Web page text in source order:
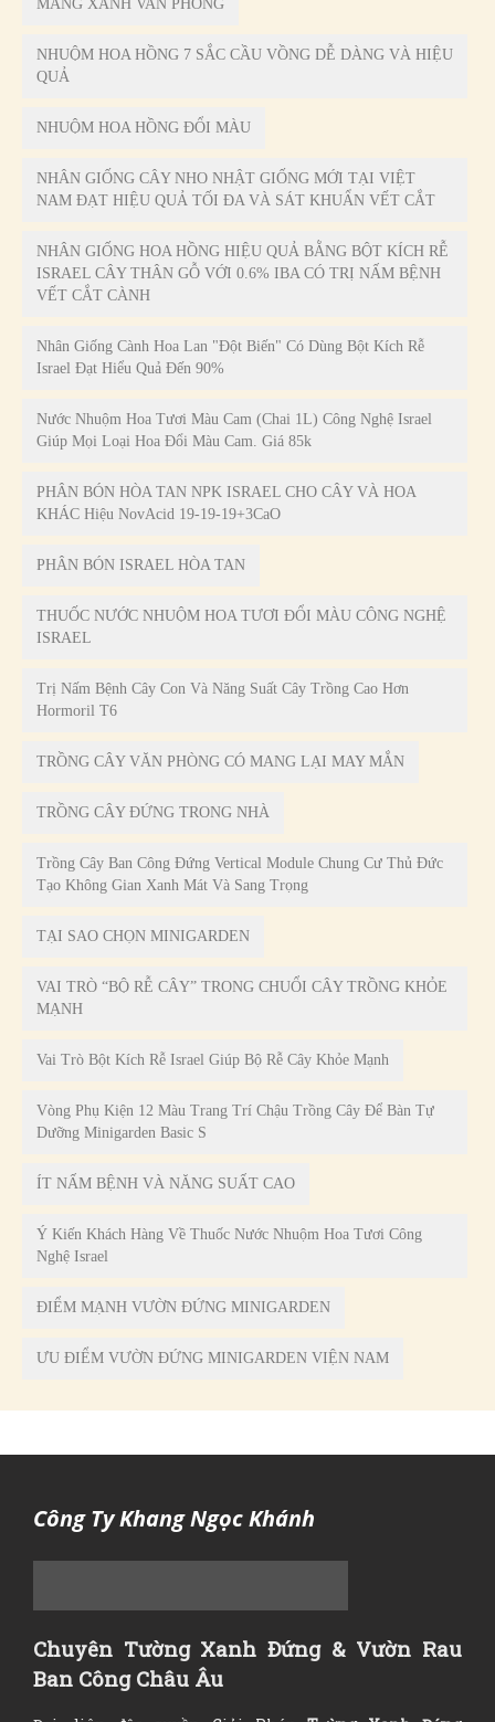
MANG XANH VAN PHONG
NHUỘM HOA HỒNG 7 SẮC CẦU VỒNG DỄ DÀNG VÀ HIỆU
QUẢ
NHUỘM HOA HỒNG ĐỔI MÀU
NHÂN GIỐNG CÂY NHO NHẬT GIỐNG MỚI TẠI VIỆT
NAM ĐẠT HIỆU QUẢ TỐI ĐA VÀ SÁT KHUẨN VẾT CẮT
NHÂN GIỐNG HOA HỒNG HIỆU QUẢ BẰNG BỘT KÍCH RỄ
ISRAEL CÂY THÂN GỖ VỚI 0.6% IBA CÓ TRỊ NẤM BỆNH
VẾT CẮT CÀNH
Nhân Giống Cành Hoa Lan "đột Biến" Có Dùng Bột Kích Rễ
Israel Đạt Hiểu Quả Đến 90%
Nước Nhuộm Hoa Tươi Màu Cam (Chai 1L) Công Nghệ Israel
Giúp Mọi Loại Hoa Đổi Màu Cam. Giá 85k
PHÂN BÓN HÒA TAN NPK ISRAEL CHO CÂY VÀ HOA
KHÁC Hiệu NovAcid 19-19-19+3CaO
PHÂN BÓN ISRAEL HÒA TAN
THUỐC NƯỚC NHUỘM HOA TƯƠI ĐỔI MÀU CÔNG NGHỆ
ISRAEL
Trị Nấm Bệnh Cây Con Và Năng Suất Cây Trồng Cao Hơn
Hormoril T6
TRỒNG CÂY VĂN PHÒNG CÓ MANG LẠI MAY MẮN
TRỒNG CÂY ĐỨNG TRONG NHÀ
Trồng Cây Ban Công Đứng Vertical Module Chung Cư Thủ Đức
Tạo Không Gian Xanh Mát Và Sang Trọng
TẠI SAO CHỌN MINIGARDEN
VAI TRÒ “BỘ RỄ CÂY” TRONG CHUỔI CÂY TRỒNG KHỎE
MẠNH
Vai Trò Bột Kích Rễ Israel Giúp Bộ Rễ Cây Khỏe Mạnh
Vòng Phụ Kiện 12 Màu Trang Trí Chậu Trồng Cây Để Bàn Tự
Dưỡng Minigarden Basic S
ÍT NẤM BỆNH VÀ NĂNG SUẤT CAO
Ý Kiến Khách Hàng Về Thuốc Nước Nhuộm Hoa Tươi Công
Nghệ Israel
ĐIỂM MẠNH VƯỜN ĐỨNG MINIGARDEN
ƯU ĐIỂM VƯỜN ĐỨNG MINIGARDEN VIỆN NAM
Công Ty Khang Ngọc Khánh
Chuyên Tường Xanh Đứng & Vườn Rau
Ban Công Châu Âu